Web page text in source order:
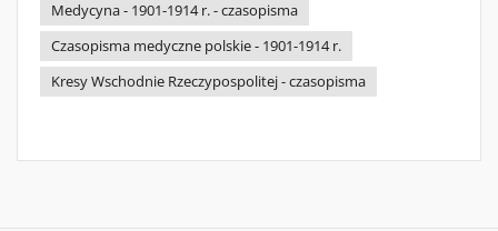
Medycyna - 1901-1914 r. - czasopisma
Czasopisma medyczne polskie - 1901-1914 r.
Kresy Wschodnie Rzeczypospolitej - czasopisma